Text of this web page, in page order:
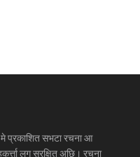
मे प्रकाशित सभटा रचना आ
लग सुरक्षित अछि। रचना